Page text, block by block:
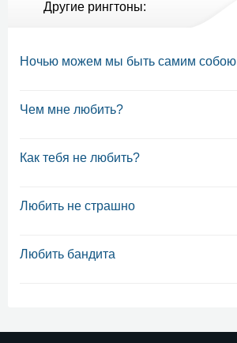
Другие рингтоны:
Ночью можем мы быть самим собою
Чем мне любить?
Как тебя не любить?
Любить не страшно
Любить бандита